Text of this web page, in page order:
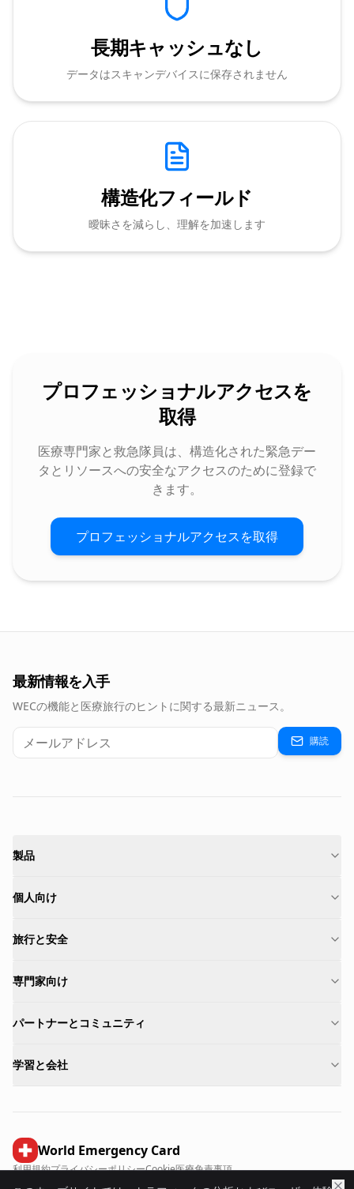
長期キャッシュなし
データはスキャンデバイスに保存されません
構造化フィールド
曖昧さを減らし、理解を加速します
プロフェッショナルアクセスを
取得
医療専門家と救急隊員は、構造化された緊急デー
タとリソースへの安全なアクセスのために登録で
きます。
プロフェッショナルアクセスを取得
最新情報を入手
WECの機能と医療旅行のヒントに関する最新ニュース。
購読
製品
個人向け
旅行と安全
専門家向け
パートナーとコミュニティ
学習と会社
World Emergency Card
利用規約プライバシーポリシーCookie医療免責事項